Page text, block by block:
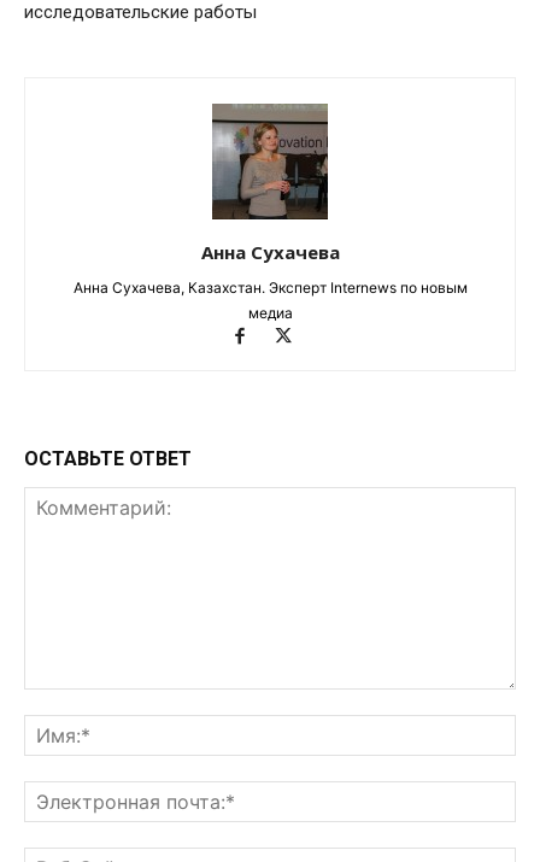
исследовательские работы
Анна Сухачева
Анна Сухачева, Казахстан. Эксперт Internews по новым
медиа
ОСТАВЬТЕ ОТВЕТ